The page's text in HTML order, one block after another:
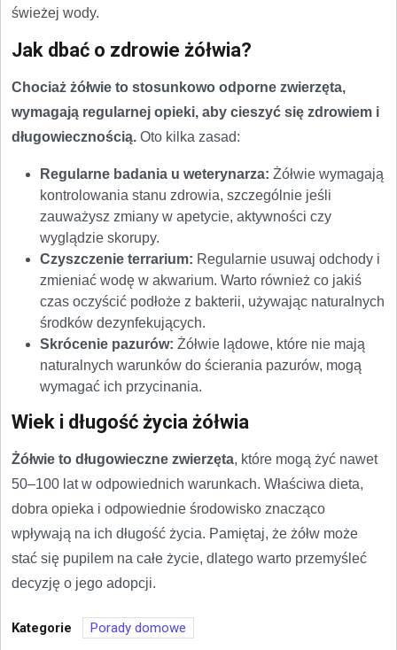
świeżej wody.
Jak dbać o zdrowie żółwia?
Chociaż żółwie to stosunkowo odporne zwierzęta,
wymagają regularnej opieki, aby cieszyć się zdrowiem i
długowiecznością. Oto kilka zasad:
Regularne badania u weterynarza: Żółwie wymagają
kontrolowania stanu zdrowia, szczególnie jeśli
zauważysz zmiany w apetycie, aktywności czy
wyglądzie skorupy.
Czyszczenie terrarium: Regularnie usuwaj odchody i
zmieniać wodę w akwarium. Warto również co jakiś
czas oczyścić podłoże z bakterii, używając naturalnych
środków dezynfekujących.
Skrócenie pazurów: Żółwie lądowe, które nie mają
naturalnych warunków do ścierania pazurów, mogą
wymagać ich przycinania.
Wiek i długość życia żółwia
Żółwie to długowieczne zwierzęta, które mogą żyć nawet
50–100 lat w odpowiednich warunkach. Właściwa dieta,
dobra opieka i odpowiednie środowisko znacząco
wpływają na ich długość życia. Pamiętaj, że żółw może
stać się pupilem na całe życie, dlatego warto przemyśleć
decyzję o jego adopcji.
Kategorie Porady domowe